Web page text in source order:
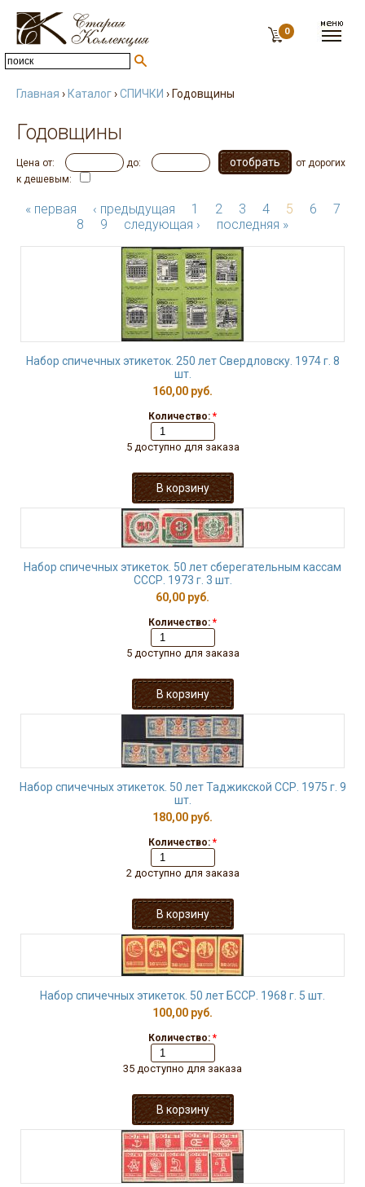
0
Главная › Каталог›СПИЧКИ › Годовщины
Годовщины
Цена от: до:
от дорогих
к дешевым:
« первая ‹ предыдущая 1 2 3 4 5 6
7
8
9 следующая › последняя »
Набор спичечных этикеток. 250 лет Свердловску. 1974 г. 8
шт.
160,00 руб.
Количество: *
5 доступно для заказа
Набор спичечных этикеток. 50 лет сберегательным кассам
СССР. 1973 г. 3 шт.
60,00 руб.
Количество: *
5 доступно для заказа
Набор спичечных этикеток. 50 лет Таджикской ССР. 1975 г. 9
шт.
180,00 руб.
Количество: *
2 доступно для заказа
Набор спичечных этикеток. 50 лет БССР. 1968 г. 5 шт.
100,00 руб.
Количество: *
35 доступно для заказа